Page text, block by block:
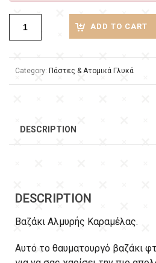
ADD TO CART
Category: Πάστες & Ατομικά Γλυκά
DESCRIPTION
DESCRIPTION
Βαζάκι Αλμυρής Καραμέλας.
Αυτό το θαυματουργό βαζάκι